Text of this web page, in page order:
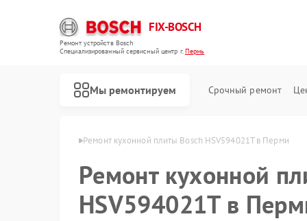
FIX-BOSCH
Ремонт устройств Bosch
Специализированный cервисный центр г.Пермь
Мы ремонтируем Срочный ремонт
Bosch в Перми Ремонт кухонной плиты Bosch HSV594021T в Перми
Ремонт кухонной
HSV594021T в